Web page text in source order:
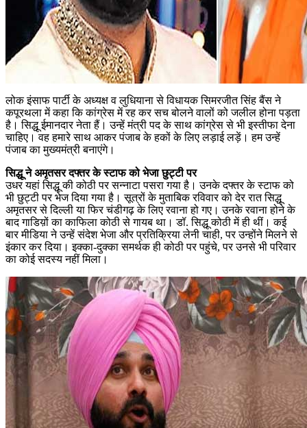
लोक इंसाफ पार्टी के अध्यक्ष व लुधियाना से विधायक सिमरजीत सिंह बैंस ने
कपूरथला में कहा कि कांग्रेस में रह कर सच बोलने वालों को जलील होना पड़ता
है। सिद्धू ईमानदार नेता हैं। उन्हें मंत्री पद के साथ कांग्रेस से भी इस्तीफा देना
चाहिए। वह हमारे साथ आकर पंजाब के हकों के लिए लड़ाई लड़ें। हम उन्हें
पंजाब का मुख्यमंत्री बनाएंगे।
सिद्धू ने अमृतसर दफ्तर के स्टाफ को भेजा छुट्टी पर
उधर यहां सिद्धू की कोठी पर सन्नाटा पसरा गया है। उनके दफ्तर के स्टाफ को
भी छुट्टी पर भेज दिया गया है। सूत्रों के मुताबिक रविवार को देर रात सिद्धू
अमृतसर से दिल्ली या फिर चंडीगढ़ के लिए रवाना हो गए। उनके रवाना होने के
बाद गाडिय़ों का काफिला कोठी से गायब था। डॉ. सिद्धू कोठी में ही थीं। कई
बार मीडिया ने उन्हें संदेश भेजा और प्रतिक्रिया लेनी चाही, पर उन्होंने मिलने से
इंकार कर दिया। इक्का-दुक्का समर्थक ही कोठी पर पहुंचे, पर उनसे भी परिवार
का कोई सदस्य नहीं मिला।